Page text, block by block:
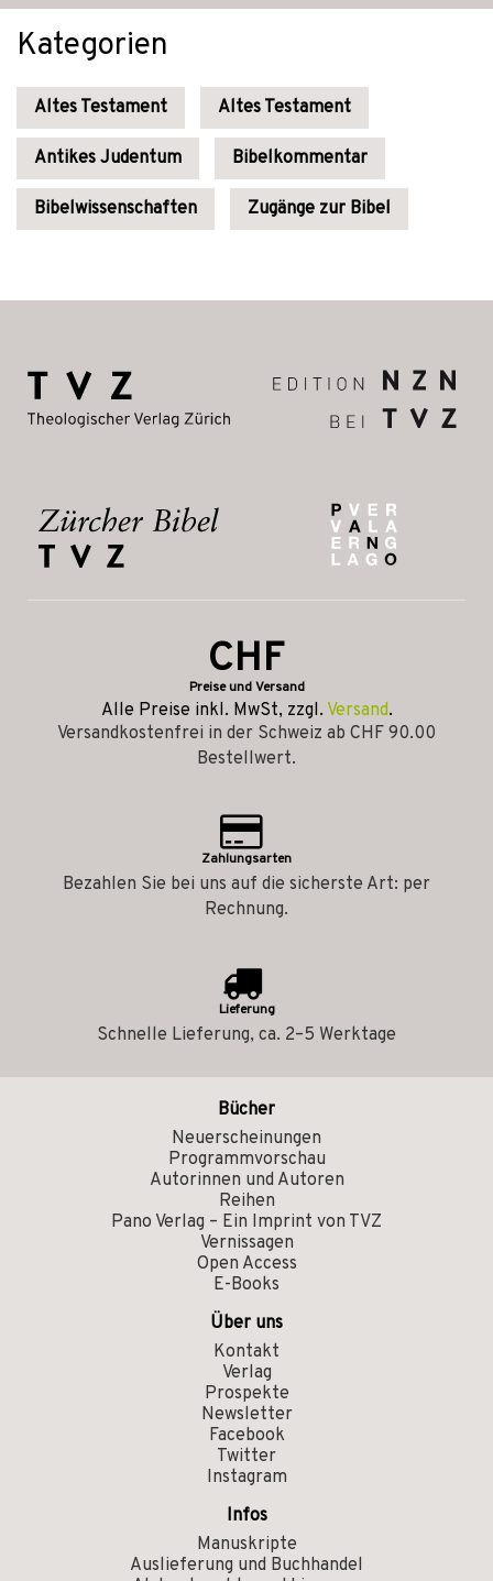
Kategorien
Altes Testament Altes Testament
Antikes Judentum Bibelkommentar
Bibelwissenschaften Zugänge zur Bibel
CHF
Preise und Versand
Alle Preise inkl. MwSt, zzgl. Versand.
Versandkostenfrei in der Schweiz ab CHF 90.00
Bestellwert.
Zahlungsarten
Bezahlen Sie bei uns auf die sicherste Art: per
Rechnung.
Lieferung
Schnelle Lieferung, ca. 2–5 Werktage
Bücher
Neuerscheinungen
Programmvorschau
Autorinnen und Autoren
Reihen
Pano Verlag – Ein Imprint von TVZ
Vernissagen
Open Access
E-Books
Über uns
Kontakt
Verlag
Prospekte
Newsletter
Facebook
Twitter
Instagram
Infos
Manuskripte
Auslieferung und Buchhandel